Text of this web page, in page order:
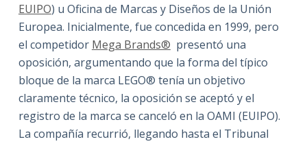
EUIPO) u Oficina de Marcas y Diseños de la Unión
Europea. Inicialmente, fue concedida en 1999, pero
el competidor Mega Brands® presentó una
oposición, argumentando que la forma del típico
bloque de la marca LEGO® tenía un objetivo
claramente técnico, la oposición se aceptó y el
registro de la marca se canceló en la OAMI (EUIPO).
La compañía recurrió, llegando hasta el Tribunal